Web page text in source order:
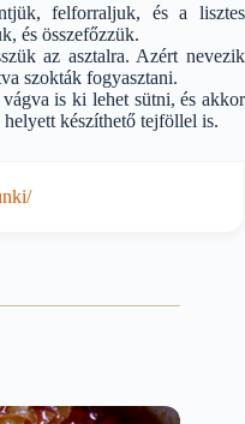
felforraljuk, és a lisztes
és összefőzzük.
az asztalra. Azért nevezik
szokták fogyasztani.
is ki lehet sütni, és akkor
helyett készíthető tejföllel is.